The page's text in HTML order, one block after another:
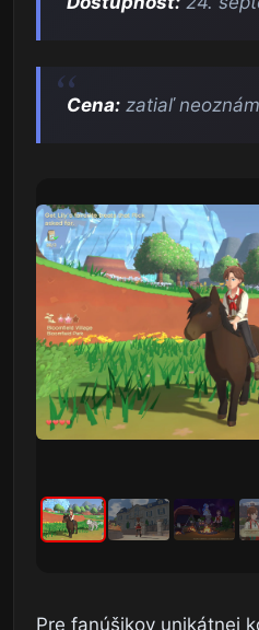
Cena: zatiaľ
Pre fanúšikov unikátnej